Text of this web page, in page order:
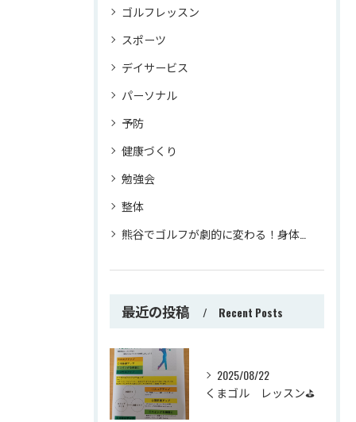
ゴルフレッスン
スポーツ
デイサービス
パーソナル
予防
健康づくり
勉強会
整体
熊谷でゴルフが劇的に変わる！身体のプロが教えるマンツーマンレッスンでスコアアップ
最近の投稿 Recent Posts
2025/08/22
くまゴル レッスン⛳